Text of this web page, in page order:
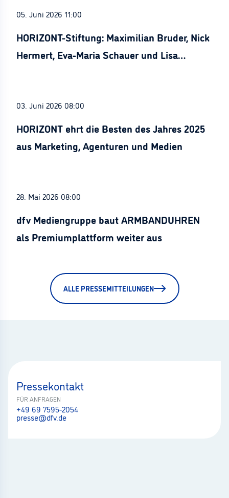
05. Juni 2026 11:00
HORIZONT-Stiftung: Maximilian Bruder, Nick
Hermert, Eva-Maria Schauer und Lisa
03. Juni 2026 08:00
HORIZONT ehrt die Besten des Jahres 2025
aus Marketing, Agenturen und Medien
28. Mai 2026 08:00
dfv Mediengruppe baut ARMBANDUHREN
als Premiumplattform weiter aus
ALLE PRESSEMITTEILUNGEN
Pressekontakt
FÜR ANFRAGEN
+49 69 7595-2054
presse@dfv.de